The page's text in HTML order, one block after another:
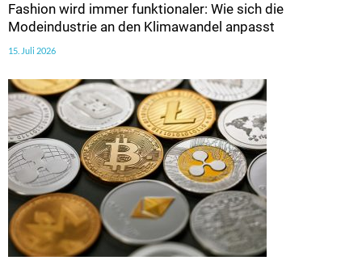
Fashion wird immer funktionaler: Wie sich die
Modeindustrie an den Klimawandel anpasst
15. Juli 2026